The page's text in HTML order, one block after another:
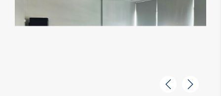
Geri İleri